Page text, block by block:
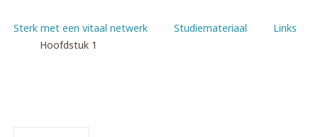
Sterk met een vitaal netwerk Studiemateriaal
Links
Hoofdstuk 1